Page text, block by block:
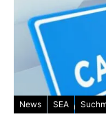
News SEA